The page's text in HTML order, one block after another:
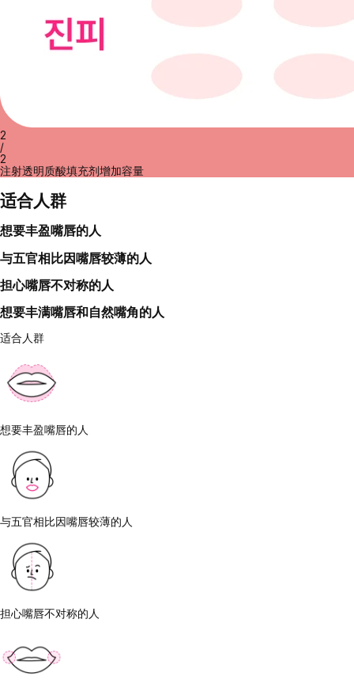
2
/
2
注射透明质酸填充剂增加容量
适合人群
想要丰盈嘴唇的人
与五官相比因嘴唇较薄的人
担心嘴唇不对称的人
想要丰满嘴唇和自然嘴角的人
适合人群
想要丰盈嘴唇的人
与五官相比因嘴唇较薄的人
担心嘴唇不对称的人